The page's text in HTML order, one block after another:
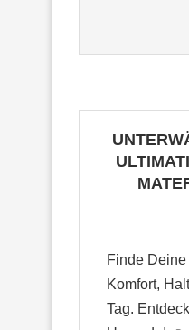
Finde
Komfort,
Tag.